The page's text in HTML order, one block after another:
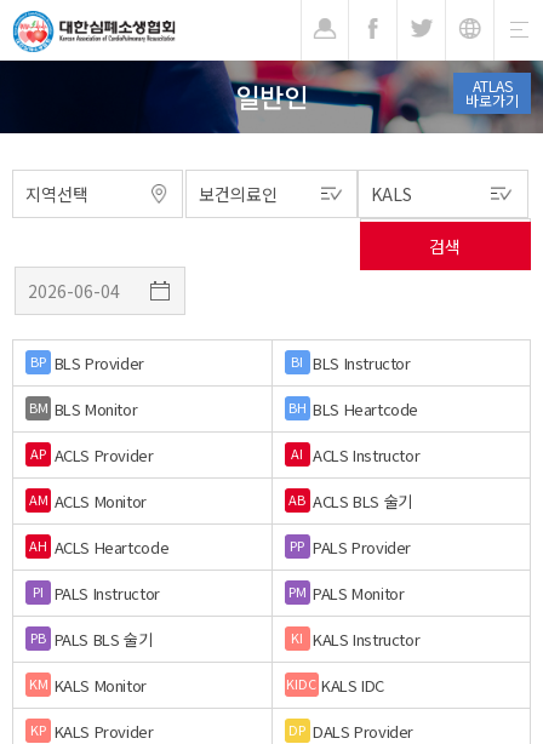
ATLAS
바로가기
일반인
BP BLS Provider BI BLS Instructor
BM BLS Monitor BH BLS Heartcode
AP ACLS Provider AI ACLS Instructor
AM ACLS Monitor AB ACLS BLS 술기
AH ACLS Heartcode PP PALS Provider
PI PALS Instructor PM PALS Monitor
PB PALS BLS 술기 KI KALS Instructor
KM KALS Monitor KIDC KALS IDC
KP KALS Provider DP DALS Provider